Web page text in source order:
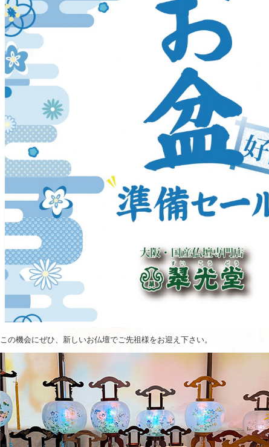
この機会にぜひ、新しいお仏壇でご先祖様をお迎え下さい。